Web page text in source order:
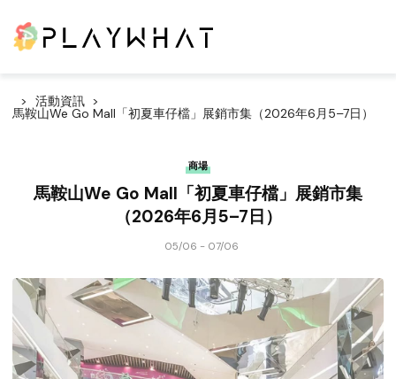
活動資訊
馬鞍山We Go Mall「初夏車仔檔」展銷市集（2026年6月5–7日）
商場
馬鞍山We Go Mall「初夏車仔檔」展銷市集
（2026年6月5–7日）
05/06 - 07/06